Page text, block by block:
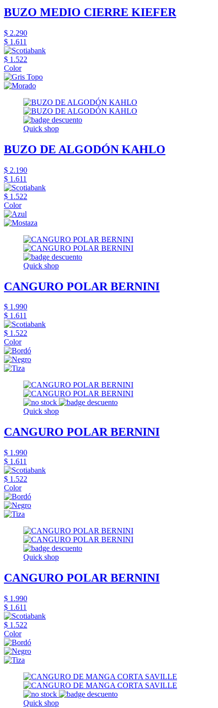
BUZO MEDIO CIERRE KIEFER
$ 2.290
$ 1.611
$ 1.522
Color
Quick shop
BUZO DE ALGODÓN KAHLO
$ 2.190
$ 1.611
$ 1.522
Color
Quick shop
CANGURO POLAR BERNINI
$ 1.990
$ 1.611
$ 1.522
Color
Quick shop
CANGURO POLAR BERNINI
$ 1.990
$ 1.611
$ 1.522
Color
Quick shop
CANGURO POLAR BERNINI
$ 1.990
$ 1.611
$ 1.522
Color
Quick shop